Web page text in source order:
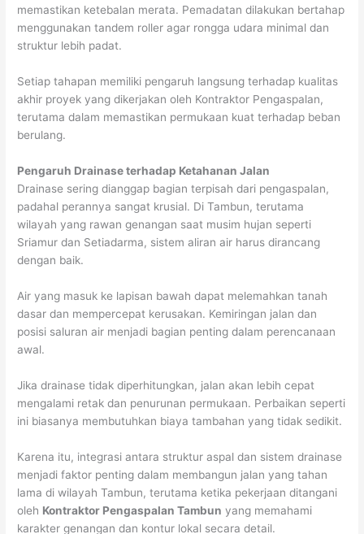
memastikan ketebalan merata. Pemadatan dilakukan bertahap
menggunakan tandem roller agar rongga udara minimal dan
struktur lebih padat.
Setiap tahapan memiliki pengaruh langsung terhadap kualitas
akhir proyek yang dikerjakan oleh Kontraktor Pengaspalan,
terutama dalam memastikan permukaan kuat terhadap beban
berulang.
Pengaruh Drainase terhadap Ketahanan Jalan
Drainase sering dianggap bagian terpisah dari pengaspalan,
padahal perannya sangat krusial. Di Tambun, terutama
wilayah yang rawan genangan saat musim hujan seperti
Sriamur dan Setiadarma, sistem aliran air harus dirancang
dengan baik.
Air yang masuk ke lapisan bawah dapat melemahkan tanah
dasar dan mempercepat kerusakan. Kemiringan jalan dan
posisi saluran air menjadi bagian penting dalam perencanaan
awal.
Jika drainase tidak diperhitungkan, jalan akan lebih cepat
mengalami retak dan penurunan permukaan. Perbaikan seperti
ini biasanya membutuhkan biaya tambahan yang tidak sedikit.
Karena itu, integrasi antara struktur aspal dan sistem drainase
menjadi faktor penting dalam membangun jalan yang tahan
lama di wilayah Tambun, terutama ketika pekerjaan ditangani
oleh Kontraktor Pengaspalan Tambun yang memahami
karakter genangan dan kontur lokal secara detail.